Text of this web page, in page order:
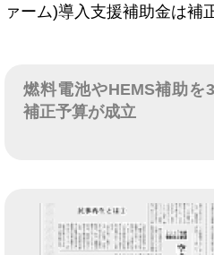
ァーム)導入支援補助金は補
燃料電池やHEMS補助を
補正予算が成立